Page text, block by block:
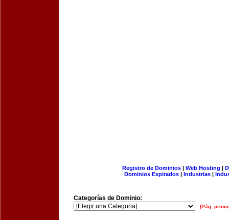
Registro de Dominios| Web Hosting |
Dominios Expirados | Industrias |
Categorías de Dominio:
[Pág.